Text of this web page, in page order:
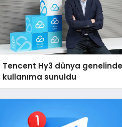
Tencent Hy3 dünya
kullanıma sunuldu